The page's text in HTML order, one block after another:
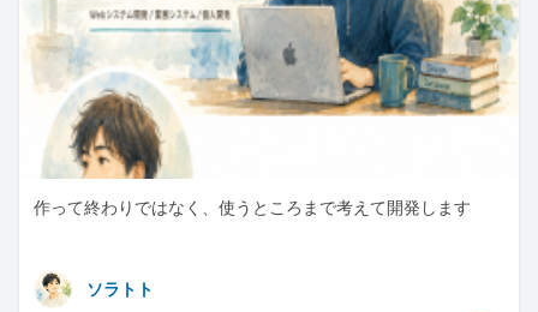
作って終わりではなく、使うところまで考えて開発します
ソラトト